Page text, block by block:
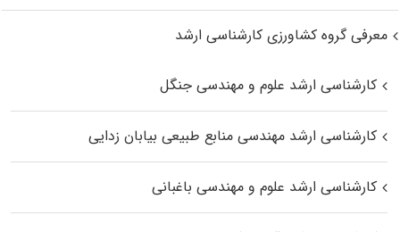
معرفی گروه کشاورزی کارشناسی ارشد
کارشناسی ارشد علوم و مهندسی جنگل
کارشناسی ارشد مهندسی منابع طبیعی بیابان زدایی
کارشناسی ارشد علوم و مهندسی باغبانی